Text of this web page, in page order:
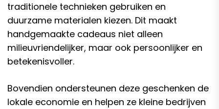
traditionele technieken gebruiken en
duurzame materialen kiezen. Dit maakt
handgemaakte cadeaus niet alleen
milieuvriendelijker, maar ook persoonlijker en
betekenisvoller.
Bovendien ondersteunen deze geschenken de
lokale economie en helpen ze kleine bedrijven